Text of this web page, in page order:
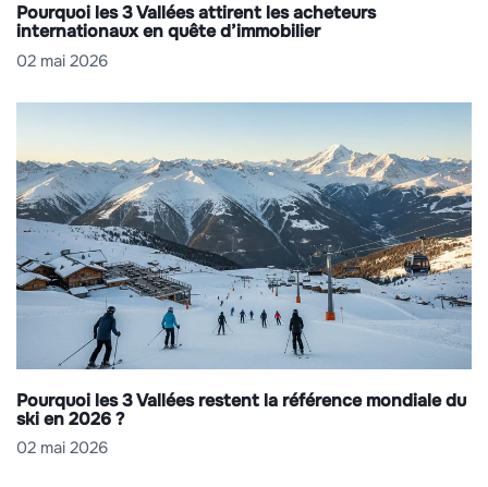
Pourquoi les 3 Vallées attirent les acheteurs
internationaux en quête d’immobilier
02 mai 2026
Pourquoi les 3 Vallées restent la référence mondiale du
ski en 2026 ?
02 mai 2026